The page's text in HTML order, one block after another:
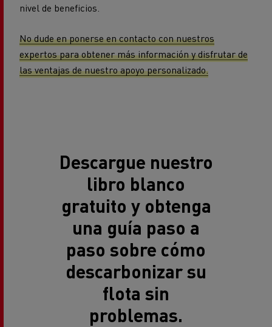
nivel de beneficios.
No dude en ponerse en contacto con nuestros
expertos para obtener más información y disfrutar de
las ventajas de nuestro apoyo personalizado.
Descargue nuestro
libro blanco
gratuito y obtenga
una guía paso a
paso sobre cómo
descarbonizar su
flota sin
problemas.